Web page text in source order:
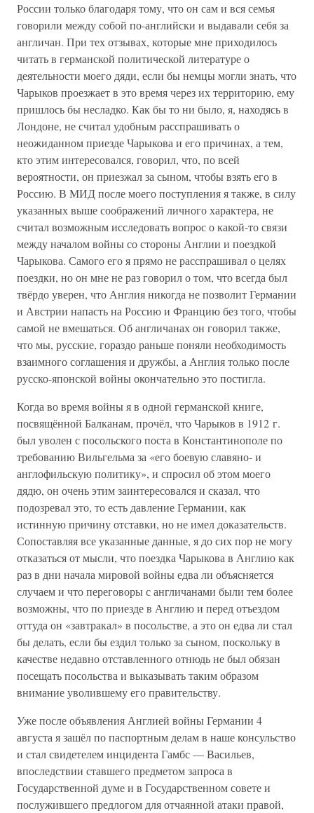
России только благодаря тому, что он сам и вся семья
говорили между собой по-английски и выдавали себя за
англичан. При тех отзывах, которые мне приходилось
читать в германской политической литературе о
деятельности моего дяди, если бы немцы могли знать, что
Чарыков проезжает в это время через их территорию, ему
пришлось бы несладко. Как бы то ни было, я, находясь в
Лондоне, не считал удобным расспрашивать о
неожиданном приезде Чарыкова и его причинах, а тем,
кто этим интересовался, говорил, что, по всей
вероятности, он приезжал за сыном, чтобы взять его в
Россию. В МИД после моего поступления я также, в силу
указанных выше соображений личного характера, не
считал возможным исследовать вопрос о какой-то связи
между началом войны со стороны Англии и поездкой
Чарыкова. Самого его я прямо не расспрашивал о целях
поездки, но он мне не раз говорил о том, что всегда был
твёрдо уверен, что Англия никогда не позволит Германии
и Австрии напасть на Россию и Францию без того, чтобы
самой не вмешаться. Об англичанах он говорил также,
что мы, русские, гораздо раньше поняли необходимость
взаимного соглашения и дружбы, а Англия только после
русско-японской войны окончательно это постигла.
Когда во время войны я в одной германской книге,
посвящённой Балканам, прочёл, что Чарыков в 1912 г.
был уволен с посольского поста в Константинополе по
требованию Вильгельма за «его боевую славяно- и
англофильскую политику», и спросил об этом моего
дядю, он очень этим заинтересовался и сказал, что
подозревал это, то есть давление Германии, как
истинную причину отставки, но не имел доказательств.
Сопоставляя все указанные данные, я до сих пор не могу
отказаться от мысли, что поездка Чарыкова в Англию как
раз в дни начала мировой войны едва ли объясняется
случаем и что переговоры с англичанами были тем более
возможны, что по приезде в Англию и перед отъездом
оттуда он «завтракал» в посольстве, а это он едва ли стал
бы делать, если бы ездил только за сыном, поскольку в
качестве недавно отставленного отнюдь не был обязан
посещать посольства и выказывать таким образом
внимание уволившему его правительству.
Уже после объявления Англией войны Германии 4
августа я зашёл по паспортным делам в наше консульство
и стал свидетелем инцидента Гамбс — Васильев,
впоследствии ставшего предметом запроса в
Государственной думе и в Государственном совете и
послужившего предлогом для отчаянной атаки правой,